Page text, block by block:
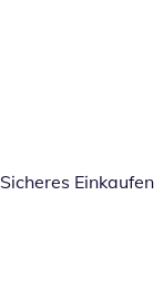
Sicheres Einkaufen